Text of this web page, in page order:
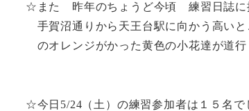
☆また 昨年のちょうど今頃 練習日誌に
手賀沼通りから天王台駅に向かう高い
のオレンジがかった黄色の小花達が道行
☆今日5/24（土）の練習参加者は１５名